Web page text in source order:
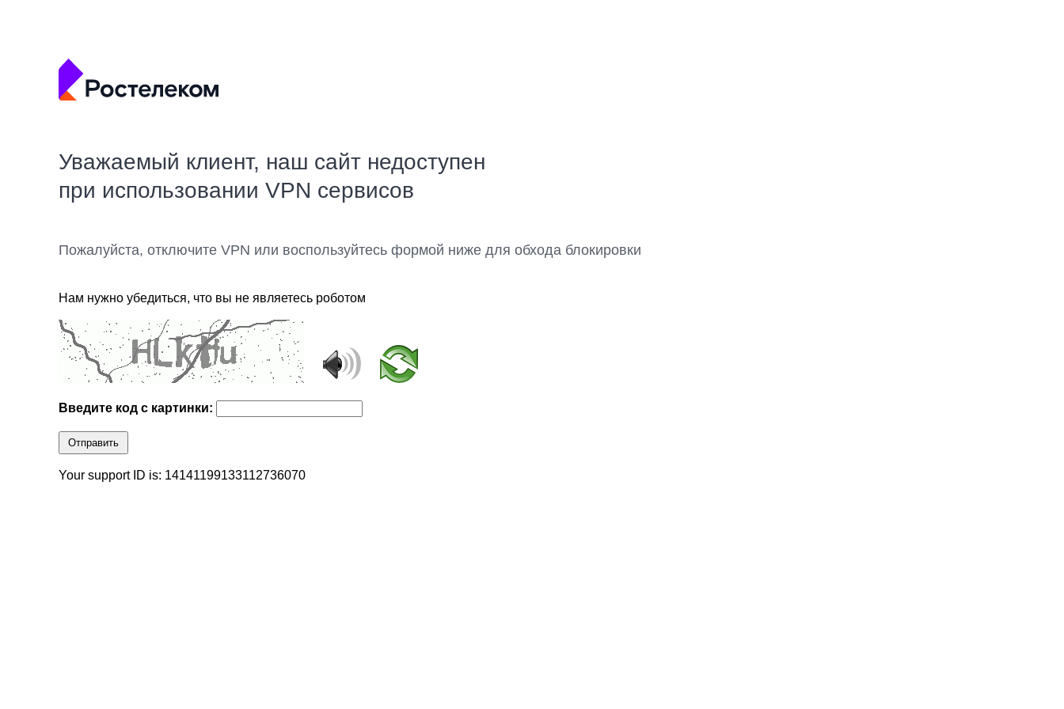
Уважаемый клиент, наш сайт недоступен
при использовании VPN сервисов
Пожалуйста, отключите VPN или воспользуйтесь формой ниже для обхода блокировки
Нам нужно убедиться, что вы не являетесь роботом
Введите код с картинки:
Отправить
Your support ID is: 14141199133112736070